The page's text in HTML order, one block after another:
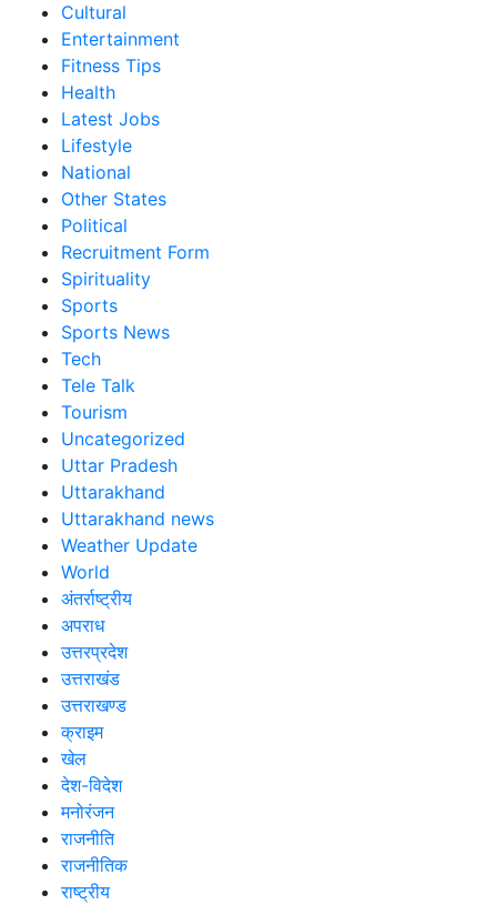
Cultural
Entertainment
Fitness Tips
Health
Latest Jobs
Lifestyle
National
Other States
Political
Recruitment Form
Spirituality
Sports
Sports News
Tech
Tele Talk
Tourism
Uncategorized
Uttar Pradesh
Uttarakhand
Uttarakhand news
Weather Update
World
अंतर्राष्ट्रीय
अपराध
उत्तरप्रदेश
उत्तराखंड
उत्तराखण्ड
क्राइम
खेल
देश-विदेश
मनोरंजन
राजनीति
राजनीतिक
राष्ट्रीय